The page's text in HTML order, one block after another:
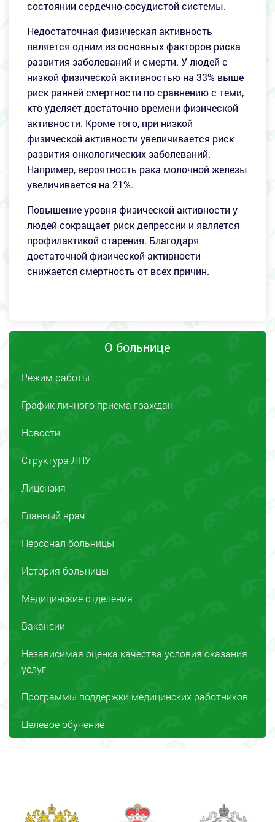
состоянии сердечно-сосудистой системы.
Недостаточная физическая активность
является одним из основных факторов риска
развития заболеваний и смерти. У людей с
низкой физической активностью на 33% выше
риск ранней смертности по сравнению с теми,
кто уделяет достаточно времени физической
активности. Кроме того, при низкой
физической активности увеличивается риск
развития онкологических заболеваний.
Например, вероятность рака молочной железы
увеличивается на 21%.
Повышение уровня физической активности у
людей сокращает риск депрессии и является
профилактикой старения. Благодаря
достаточной физической активности
снижается смертность от всех причин.
О больнице
Режим работы
График личного приема граждан
Новости
Структура ЛПУ
Лицензия
Главный врач
Персонал больницы
История больницы
Медицинские отделения
Вакансии
Независимая оценка качества условия оказания
услуг
Программы поддержки медицинских работников
Целевое обучение